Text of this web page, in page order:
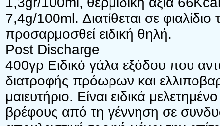
7,4g/100ml. Διατίθεται σε
προσαρμοσθεί ειδική θηλή.
Post Discharge
400γρ Ειδικό γάλα εξόδου που
διατροφής πρόωρων και
μαιευτήριο. Είναι ειδικά
βρέφους από τη γέννηση σε